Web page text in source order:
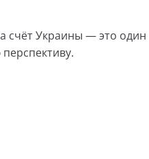
счёт Украины — это один